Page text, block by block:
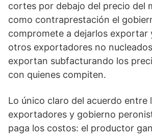
cortes por debajo del precio del
como contraprestación el
compromete a dejarlos exportar
otros exportadores no
exportan subfacturando los
con quienes compiten.
Lo único claro del acuerdo
exportadores y gobierno
paga los costos: el productor